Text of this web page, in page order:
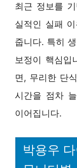
최근 정보를
실적인 실패
줍니다. 특히
보정이 핵심입
면, 무리한 단
시간을 점차
이어집니다.
박용우